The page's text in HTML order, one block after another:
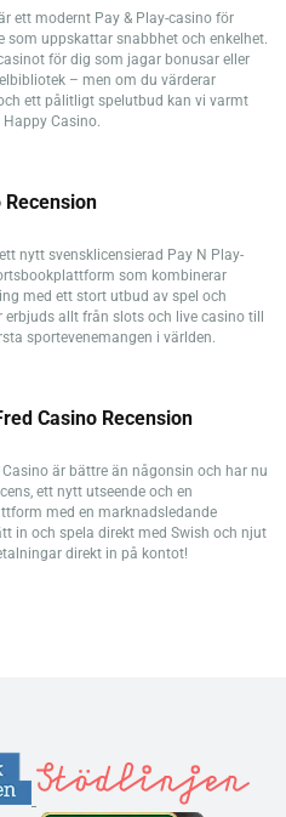
ett modernt Pay & Play-casino för
som uppskattar snabbhet och enkelhet.
för dig som jagar bonusar eller
– men om du värderar
ett pålitligt spelutbud kan vi varmt
Casino.
Recension
nytt svensklicensierad Pay N Play-
som kombinerar
med ett stort utbud av spel och
erbjuds allt från slots och live casino till
sportevenemangen i världen.
Casino Recension
Casino är bättre än någonsin och har nu
ett nytt utseende och en
med en marknadsledande
in och spela direkt med Swish och njut
direkt in på kontot!